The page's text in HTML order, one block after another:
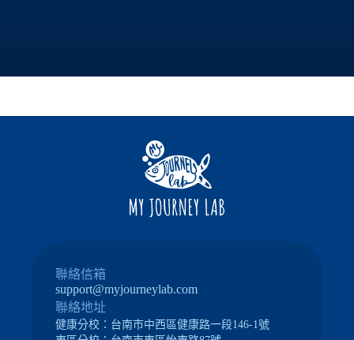
聯絡信箱
support@myjourneylab.com
聯絡地址
健康分校： 台南市中西區健康路一段146-1號